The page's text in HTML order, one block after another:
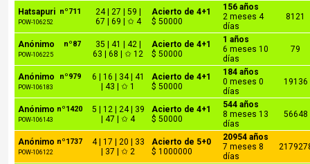
nº711
Hatsapuri
POW-106252
24 | 27 | 59 |
67 | 69 | ✩ 4
Acierto de 4+1
$ 50000
156 años
2 meses 4
días
8121
nº87
Anónimo
POW-106225
35 | 41 | 42 |
63 | 68 | ✩ 12
Acierto de 4+1
$ 50000
1 años
6 meses 10
días
79
nº979
Anónimo
POW-106183
6 | 16 | 34 | 41
| 43 | ✩ 1
Acierto de 4+1
$ 50000
184 años
0 meses 0
días
19136
nº1420
Anónimo
POW-106143
5 | 12 | 24 | 39
| 47 | ✩ 4
Acierto de 4+1
$ 50000
544 años
8 meses 13
días
56648
nº1737
Anónimo
POW-106122
4 | 17 | 20 | 33
| 37 | ✩ 2
Acierto de 5+0
$ 1000000
20954 años
7 meses 8
días